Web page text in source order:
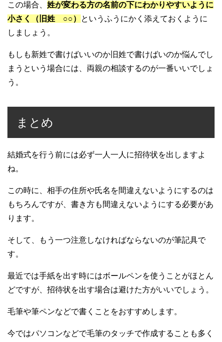
この場合、 姓が変わる方の名前の下にわかりやすいように
小さく（旧姓 ○○）
というふうにかく添えておくように
しましょう。
もしも新姓で書けばいいのか旧姓で書けばいのか悩んでし
まうという場合には、両親の相談するのが一番いいでしょ
う。
まとめ
結婚式を行う前には必ず一人一人に招待状を出しますよ
ね。
この時に、相手の住所や氏名を間違えないようにするのは
もちろんですが、書き方も間違えないようにする必要があ
ります。
そして、もう一つ注意しなければならないのが筆記具で
す。
最近では手紙を出す時にはボールペンを使うことがほとん
どですが、招待状を出す場合は避けた方がいいでしょう。
毛筆や筆ペンなどで書くことをおすすめします。
今ではパソコンなどで毛筆のタッチで作成することも多く